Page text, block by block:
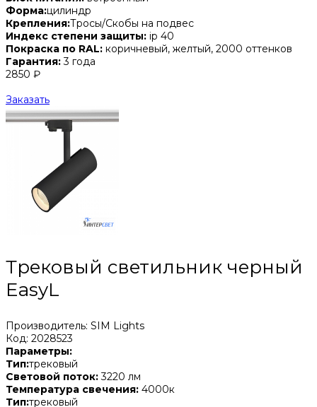
Форма:цилиндр
Крепления:Тросы/Скобы на подвес
Индекс степени защиты: ip 40
Покраска по RAL: коричневый, желтый, 2000 оттенков
Гарантия:3 года
2850 ₽
Заказать
Трековый светильник черный
EasyL
Производитель: SIM Lights
Код: 2028523
Параметры:
Тип:трековый
Световой поток:3220 лм
Температура свечения: 4000к
Тип:трековый